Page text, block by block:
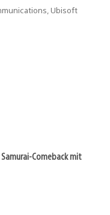
Ubisoft
Comeback mit